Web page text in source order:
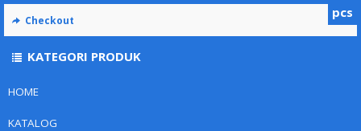
HOME
KATALOG
pcs
Checkout
KATEGORI PRODUK